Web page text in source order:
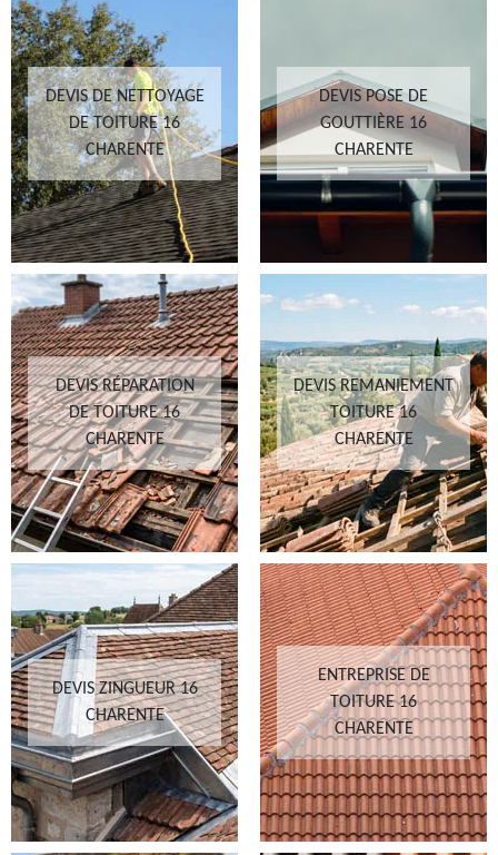
DEVIS DE NETTOYAGE
DE TOITURE 16
CHARENTE
DEVIS POSE DE
GOUTTIÈRE 16
CHARENTE
DEVIS RÉPARATION
DE TOITURE 16
CHARENTE
DEVIS REMANIEMENT
TOITURE 16
CHARENTE
DEVIS ZINGUEUR 16
CHARENTE
ENTREPRISE DE
TOITURE 16
CHARENTE